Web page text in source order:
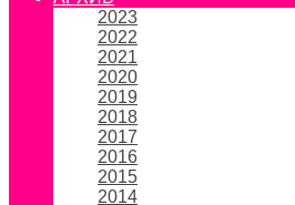
2023
2022
2021
2020
2019
2018
2017
2016
2015
2014